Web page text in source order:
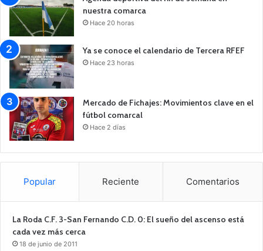
nuestra comarca
Hace 20 horas
Ya se conoce el calendario de Tercera RFEF
Hace 23 horas
Mercado de Fichajes: Movimientos clave en el
fútbol comarcal
Hace 2 días
Popular Reciente Comentarios
La Roda C.F. 3-San Fernando C.D. 0: El sueño del ascenso está
cada vez más cerca
18 de junio de 2011